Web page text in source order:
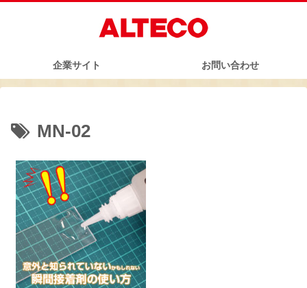
企業サイト お問い合わせ
MN-02